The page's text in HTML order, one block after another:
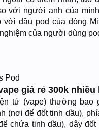
với người anh của
với đầu pod của dòng
của người dùng
Pod
giá rẻ 300k nhiều
tử (vape) thường bao
(nơi để đốt tinh dầu),
chứa tinh dầu), dây